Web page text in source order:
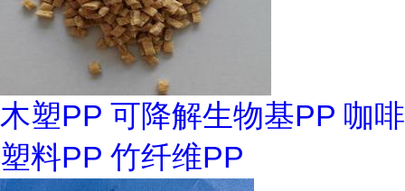
木塑PP 可降解生物基PP 咖啡
塑料PP 竹纤维PP